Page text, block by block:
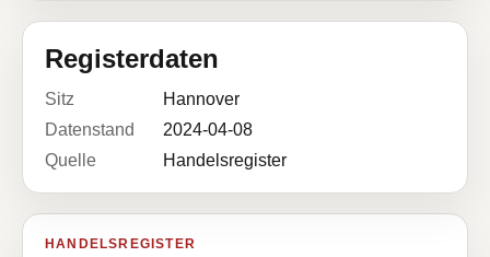
Registerdaten
Sitz
Hannover
Datenstand
2024-04-08
Quelle
Handelsregister
HANDELSREGISTER